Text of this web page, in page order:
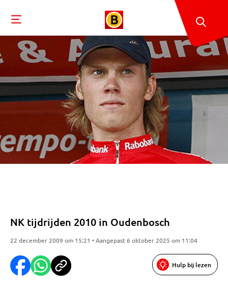
NK tijdrijden 2010 in Oudenbosch
22 december 2009 om 15:21 • Aangepast 6 oktober 2025 om 11:04
Hulp bij lezen